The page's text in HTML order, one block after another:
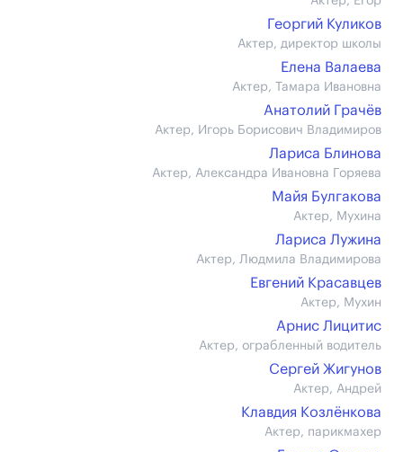
Георгий Куликов
Актер, директор школы
Елена Валаева
Актер, Тамара Ивановна
Анатолий Грачёв
Актер, Игорь Борисович Владимиров
Лариса Блинова
Актер, Александра Ивановна Горяева
Майя Булгакова
Актер, Мухина
Лариса Лужина
Актер, Людмила Владимирова
Евгений Красавцев
Актер, Мухин
Арнис Лицитис
Актер, ограбленный водитель
Сергей Жигунов
Актер, Андрей
Клавдия Козлёнкова
Актер, парикмахер